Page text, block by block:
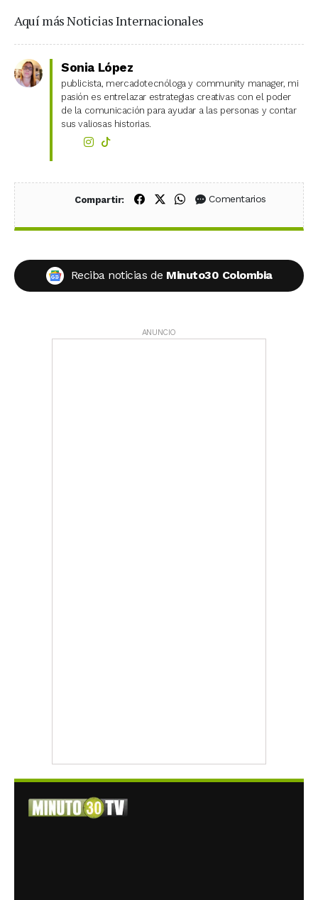
Aquí más Noticias Internacionales
Sonia López
publicista, mercadotecnóloga y community manager, mi
pasión es entrelazar estrategias creativas con el poder
de la comunicación para ayudar a las personas y contar
sus valiosas historias.
Compartir: Compartir en Facebook
Compartir en X (Twitter)
Compartir en WhatsApp
Comentarios
Reciba noticias de Minuto30 Colombia
ANUNCIO